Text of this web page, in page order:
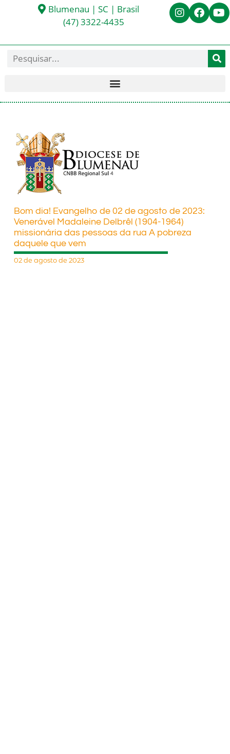
Blumenau | SC | Brasil
(47) 3322-4435
Bom dia! Evangelho de 02 de agosto de 2023:
Venerável Madaleine Delbrêl (1904-1964)
missionária das pessoas da rua A pobreza
daquele que vem
02 de agosto de 2023